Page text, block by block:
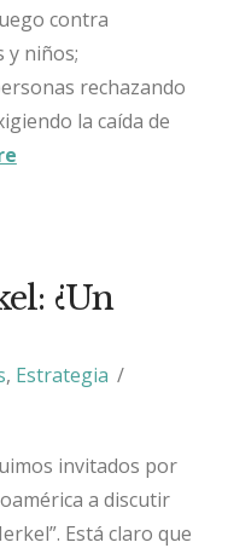
contra
y niños;
rechazando
la caída de
¿Un
, Estrategia
invitados por
a discutir
Está claro que